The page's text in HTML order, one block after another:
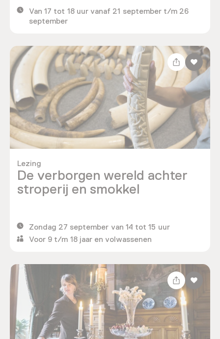
Van 17 tot 18 uur vanaf 21 september t/m 26
september
De verborgen wereld achter
stroperij en smokkel
Lezing
Zondag 27 september van 14 tot 15 uur
Voor 9 t/m 18 jaar en volwassenen